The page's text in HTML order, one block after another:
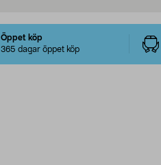
Öppet köp
365 dagar öppet köp